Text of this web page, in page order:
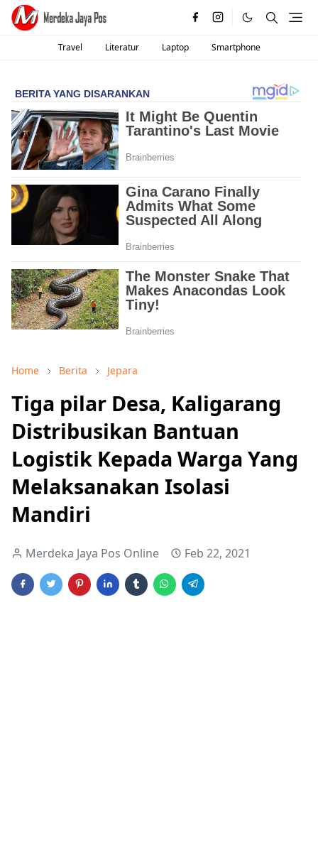
Travel Literatur Laptop Smartphone
Home Berita Jepara
Tiga pilar Desa, Kaligarang
Distribusikan Bantuan
Logistik Kepada Warga Yang
Melaksanakan Isolasi
Mandiri
Merdeka Jaya Pos Online Feb 22, 2021